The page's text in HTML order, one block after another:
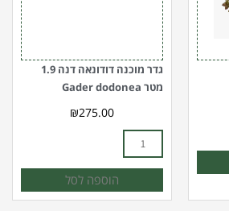
גדר מוכנה דודונאה דנה 1.9
מטר Gader dodonea
₪275.00
1.9
מטר
Gader
dodonea
הוספה לסל